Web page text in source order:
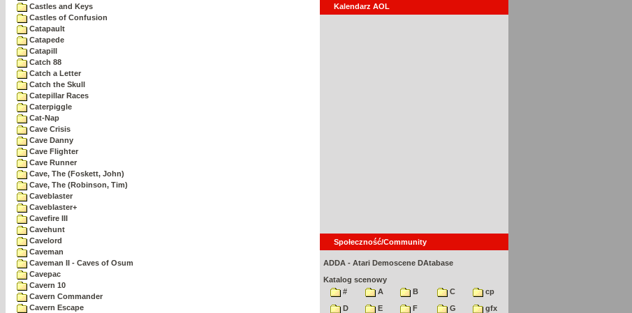
Castles and Keys
Castles of Confusion
Catapault
Catapede
Catapill
Catch 88
Catch a Letter
Catch the Skull
Catepillar Races
Caterpiggle
Cat-Nap
Cave Crisis
Cave Danny
Cave Flighter
Cave Runner
Cave, The (Foskett, John)
Cave, The (Robinson, Tim)
Caveblaster
Caveblaster+
Cavefire III
Cavehunt
Cavelord
Caveman
Caveman II - Caves of Osum
Cavepac
Cavern 10
Cavern Commander
Cavern Escape
Kalendarz AOL
Społeczność/Community
ADDA - Atari Demoscene DAtabase
Katalog scenowy
#
A B C
cp
D
E F G
gfx